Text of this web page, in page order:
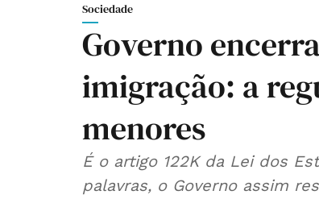
Sociedade
Governo
imigração: a
menores
É o artigo 122K da Lei dos
palavras, o Governo assim